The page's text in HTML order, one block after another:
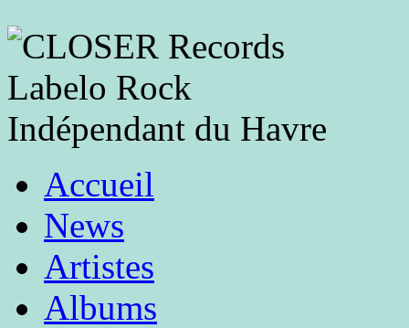
Accueil
News
Artistes
Albums